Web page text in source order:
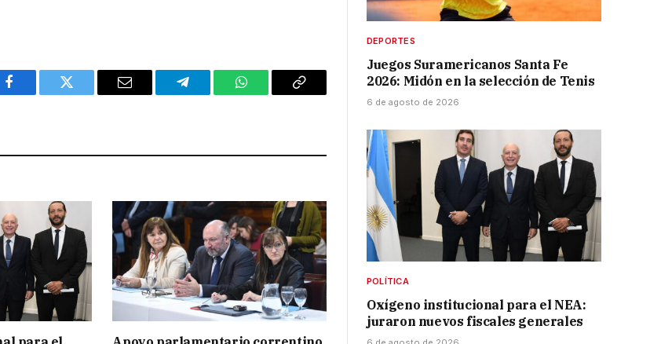
Facebook Twitter Email Telegram WhatsAppCopy
DEPORTES
Juegos Suramericanos Santa Fe
2026: Midón en la selección de Tenis
6 de agosto de 2026
POLÍTICA
Oxígeno institucional para el NEA:
juraron nuevos fiscales generales